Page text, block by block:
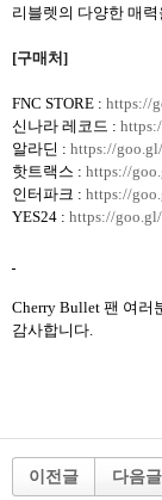
리블렛의 다양한 매
[구매처 ]
FNC STORE : https://
신나라 레코드 :
알라딘 : https://
핫트랙스 : https://
인터파크 : https://
YES24 : https://
Cherry Bullet 팬 여러
감사합니다
이전글 다음글